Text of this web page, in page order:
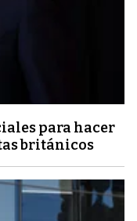
para hacer
británicos